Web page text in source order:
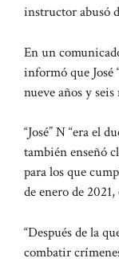
instructor abusó
En un
informó que José
nueve años y seis
“José” N “era el
también enseñó
para los que
de enero de
“Después de la
combatir